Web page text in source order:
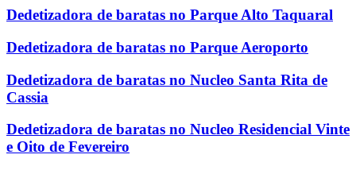
Dedetizadora de baratas no Parque Alto Taquaral
Dedetizadora de baratas no Parque Aeroporto
Dedetizadora de baratas no Nucleo Santa Rita de
Cassia
Dedetizadora de baratas no Nucleo Residencial Vinte
e Oito de Fevereiro